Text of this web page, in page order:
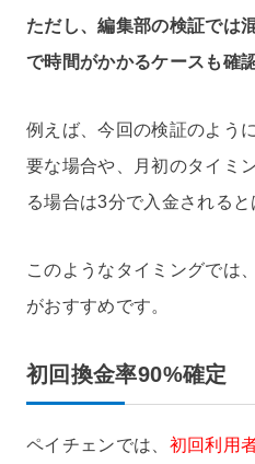
ただし、編集部の検証では
で時間がかかるケースも確
例えば、今回の検証のよう
要な場合や、月初のタイミ
る場合は3分で入金されると
このようなタイミングでは
がおすすめです。
初回換金率90%確定
ペイチェンでは、 初回利用